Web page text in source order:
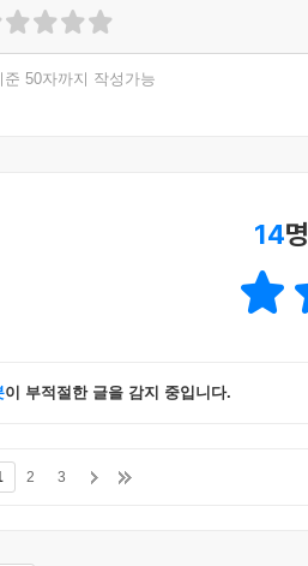
준 50자까지 작성가능
14
이 부적절한 글을 감지 중입니다.
2 3